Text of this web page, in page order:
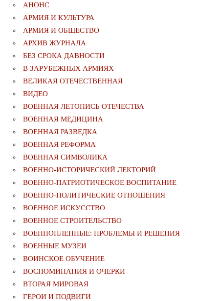
АНОНС
АРМИЯ И КУЛЬТУРА
АРМИЯ И ОБЩЕСТВО
АРХИВ ЖУРНАЛА
БЕЗ СРОКА ДАВНОСТИ
В ЗАРУБЕЖНЫХ АРМИЯХ
ВЕЛИКАЯ ОТЕЧЕСТВЕННАЯ
ВИДЕО
ВОЕННАЯ ЛЕТОПИСЬ ОТЕЧЕСТВА
ВОЕННАЯ МЕДИЦИНА
ВОЕННАЯ РАЗВЕДКА
ВОЕННАЯ РЕФОРМА
ВОЕННАЯ СИМВОЛИКА
ВОЕННО-ИСТОРИЧЕСКИЙ ЛЕКТОРИЙ
ВОЕННО-ПАТРИОТИЧЕСКОЕ ВОСПИТАНИЕ
ВОЕННО-ПОЛИТИЧЕСКИE ОТНОШЕНИЯ
ВОЕННОЕ ИСКУССТВО
ВОЕННОЕ СТРОИТЕЛЬСТВО
ВОЕННОПЛЕННЫЕ: ПРОБЛЕМЫ И РЕШЕНИЯ
ВОЕННЫЕ МУЗЕИ
ВОИНСКОЕ ОБУЧЕНИЕ
ВОСПОМИНАНИЯ И ОЧЕРКИ
ВТОРАЯ МИРОВАЯ
ГЕРОИ И ПОДВИГИ